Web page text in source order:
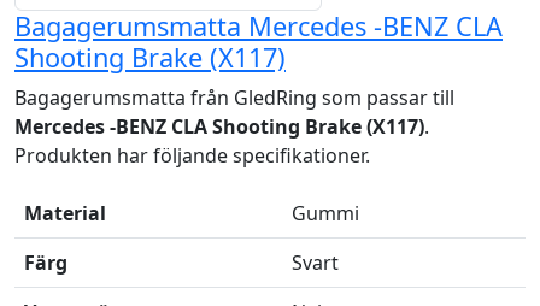
Bagagerumsmatta Mercedes -BENZ CLA
Shooting Brake (X117)
Bagagerumsmatta från GledRing som passar till
Mercedes -BENZ CLA Shooting Brake (X117).
Produkten har följande specifikationer.
Material
Gummi
Färg
Svart